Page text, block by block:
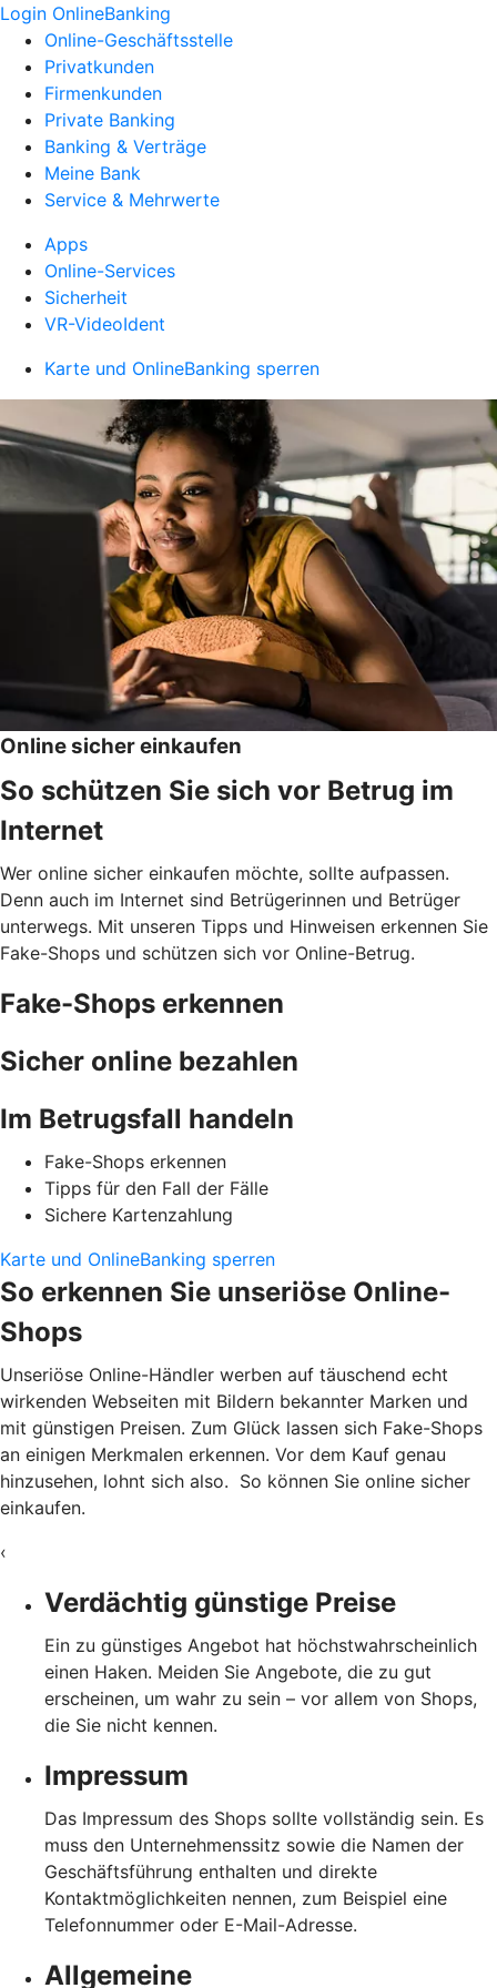
Login OnlineBanking
Online-Geschäftsstelle
Privatkunden
Firmenkunden
Private Banking
Banking & Verträge
Meine Bank
Service & Mehrwerte
Apps
Online-Services
Sicherheit
VR-VideoIdent
Karte und OnlineBanking sperren
Online sicher einkaufen
So schützen Sie sich vor Betrug im
Internet
Wer online sicher einkaufen möchte, sollte aufpassen.
Denn auch im Internet sind Betrügerinnen und Betrüger
unterwegs. Mit unseren Tipps und Hinweisen erkennen Sie
Fake-Shops und schützen sich vor Online-Betrug.
Fake-Shops erkennen
Sicher online bezahlen
Im Betrugsfall handeln
Fake-Shops erkennen
Tipps für den Fall der Fälle
Sichere Kartenzahlung
Karte und OnlineBanking sperren
So erkennen Sie unseriöse Online-
Shops
Unseriöse Online-Händler werben auf täuschend echt
wirkenden Webseiten mit Bildern bekannter Marken und
mit günstigen Preisen. Zum Glück lassen sich Fake-Shops
an einigen Merkmalen erkennen. Vor dem Kauf genau
hinzusehen, lohnt sich also. So können Sie online sicher
einkaufen.
‹
Verdächtig günstige Preise
Ein zu günstiges Angebot hat höchstwahrscheinlich
einen Haken. Meiden Sie Angebote, die zu gut
erscheinen, um wahr zu sein – vor allem von Shops,
die Sie nicht kennen.
Impressum
Das Impressum des Shops sollte vollständig sein. Es
muss den Unternehmenssitz sowie die Namen der
Geschäftsführung enthalten und direkte
Kontaktmöglichkeiten nennen, zum Beispiel eine
Telefonnummer oder E-Mail-Adresse.
Allgemeine